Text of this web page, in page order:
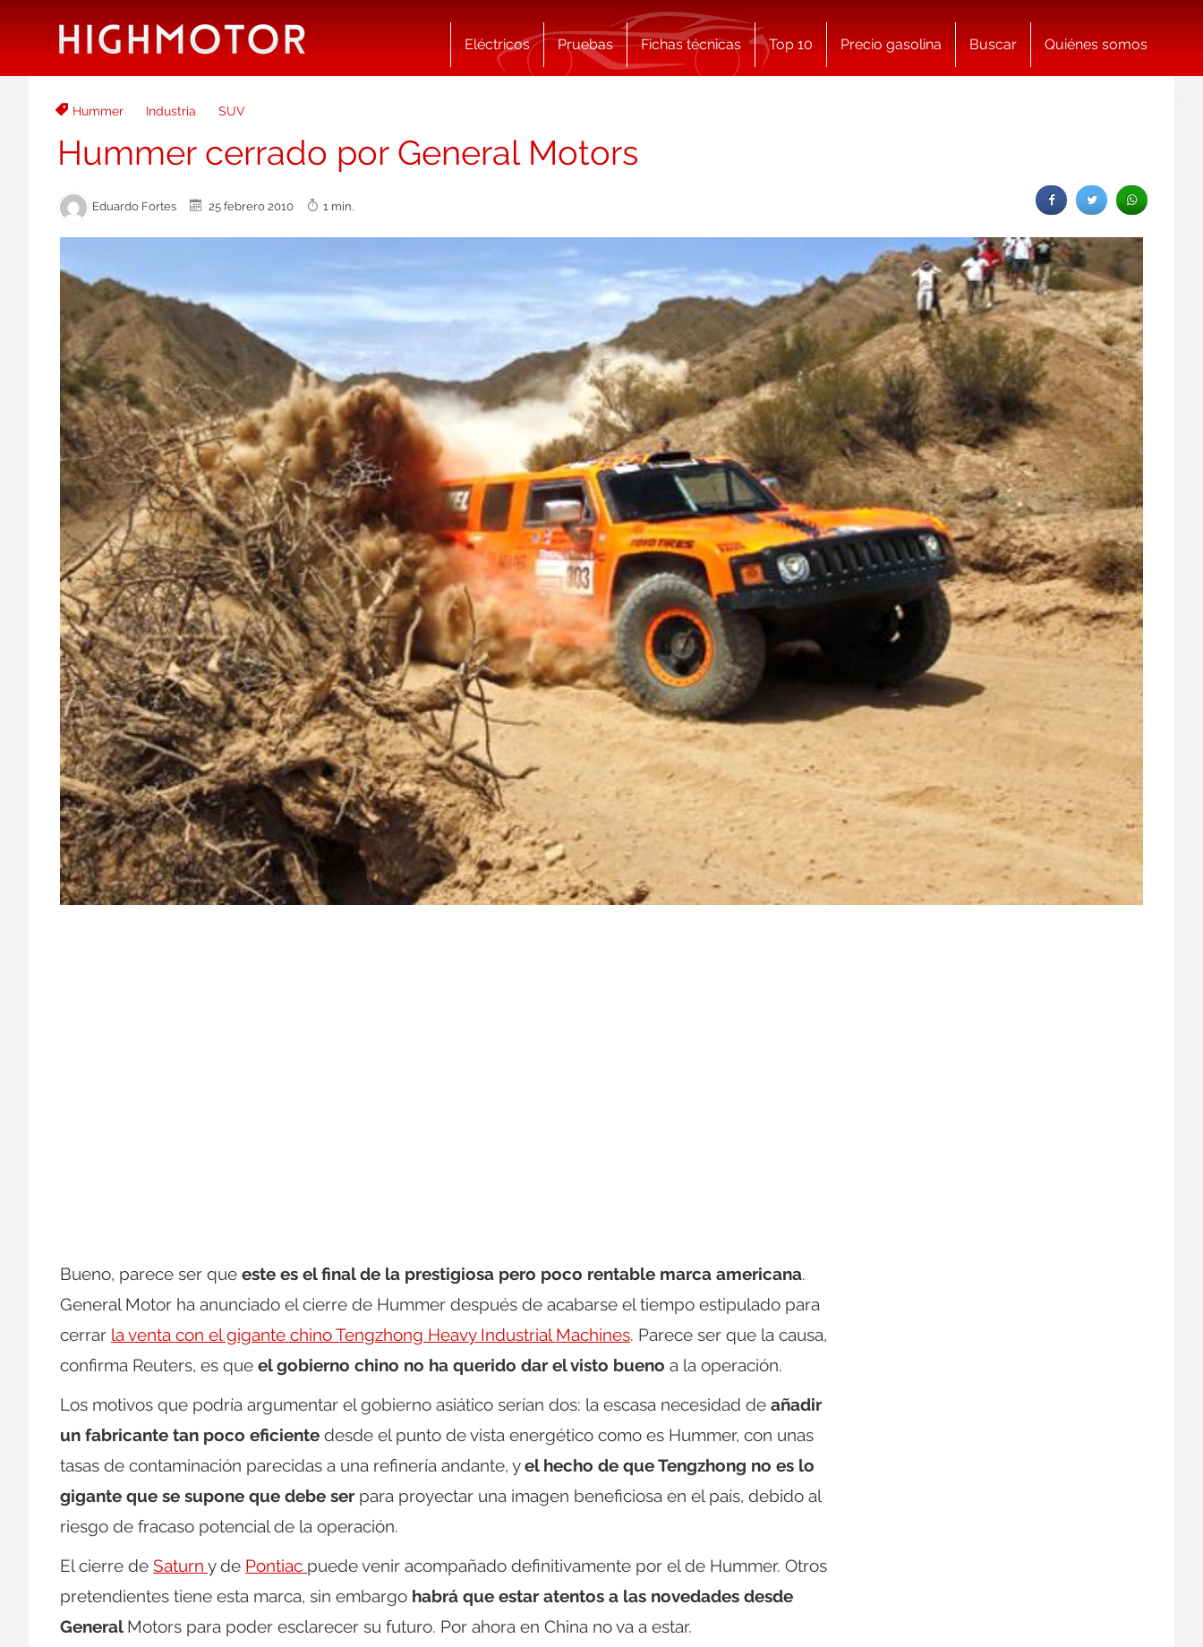
Eléctricos Pruebas Fichas técnicas Top 10 Precio gasolina Buscar Quiénes somos
Hummer Industria SUV
Hummer cerrado por General Motors
Eduardo Fortes 25 febrero 2010 1 min.
Bueno, parece ser que este es el final de la prestigiosa pero poco rentable marca americana.
General Motor ha anunciado el cierre de Hummer después de acabarse el tiempo estipulado para
cerrar la venta con el gigante chino Tengzhong Heavy Industrial Machines. Parece ser que la causa,
confirma Reuters, es que el gobierno chino no ha querido dar el visto bueno a la operación.
Los motivos que podría argumentar el gobierno asiático serían dos: la escasa necesidad de añadir
un fabricante tan poco eficiente desde el punto de vista energético como es Hummer, con unas
tasas de contaminación parecidas a una refinería andante, yel hecho de que Tengzhong no es lo
gigante que se supone que debe ser para proyectar una imagen beneficiosa en el país, debido al
riesgo de fracaso potencial de la operación.
El cierre de Saturn y de Pontiac puede venir acompañado definitivamente por el de Hummer. Otros
pretendientes tiene esta marca, sin embargo habrá que estar atentos a las novedades desde
General Motors para poder esclarecer su futuro. Por ahora en China no va a estar.